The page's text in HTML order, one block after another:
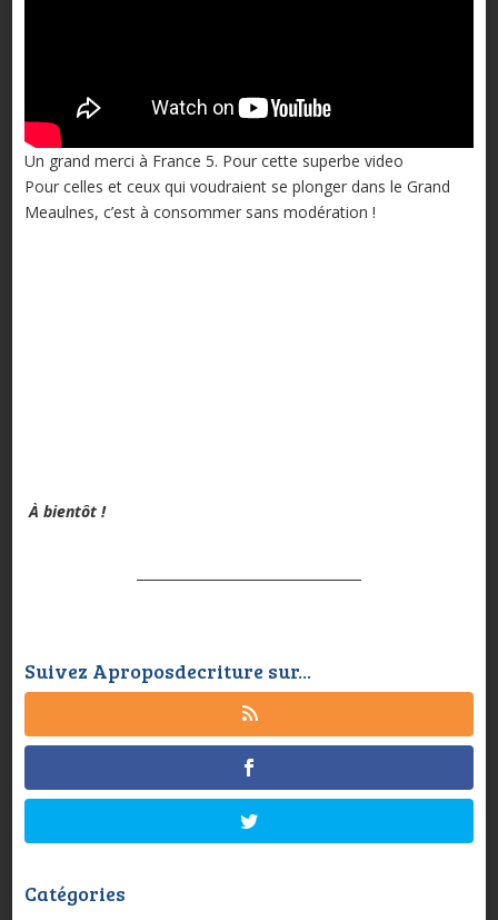
Un grand merci à France 5. Pour cette superbe video
Pour celles et ceux qui voudraient se plonger dans le Grand
Meaulnes, c’est à consommer sans modération !
À bientôt !
Suivez Aproposdecriture sur...
Catégories